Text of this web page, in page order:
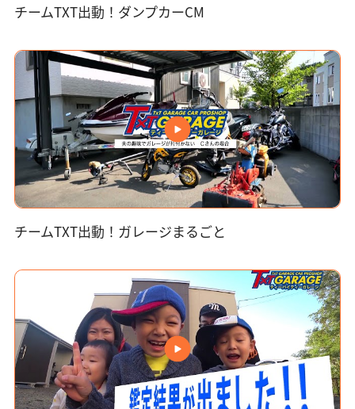
チームTXT出動！ダンプカーCM
チームTXT出動！ガレージまるごと